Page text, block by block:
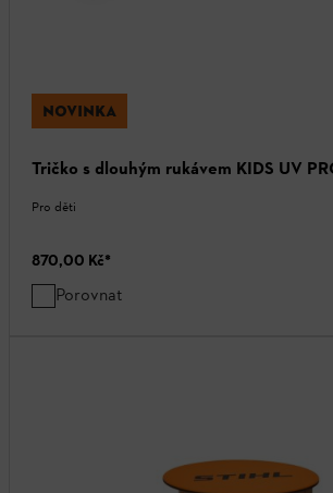
NOVINKA
Tričko s dlouhým rukávem KIDS UV
Pro děti
870,00 Kč*
Porovnat